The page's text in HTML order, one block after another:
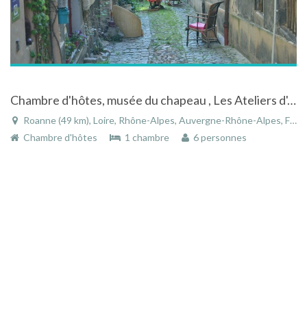
Chambre d'hôtes, musée du chapeau , Les Ateliers d'Art, chapeaux et sculpture
Roanne (49 km), Loire, Rhône-Alpes, Auvergne-Rhône-Alpes, France
Chambre d'hôtes
1 chambre 6 personnes